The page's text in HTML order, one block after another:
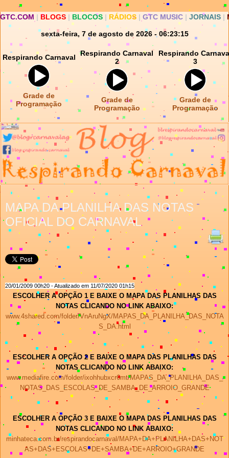
GTC.COM | BLOGS| BLOCOS| RÁDIOS| GTC MUSIC| JORNAIS|
sexta-feira, 7 de agosto de 2026 - 06:23:15
Respirando Carnaval
Grade de
Programação
Respirando Carnaval
2
Grade de
Programação
Respirando
3
Grade de
Programação
MAPA DA PLANILHA DAS NOTAS
OFICIAL DO CARNAVAL
20/01/2009 00h20 - Atualizado em 11/07/2020 01h15
ESCOLHER A OPÇÃO 1 E BAIXE O MAPA DAS PLANILHAS DAS
NOTAS CLICANDO NO LINK ABAIXO:
www.4shared.com/folder/VnAruNgX/MAPAS_DA_PLANILHA_DAS_NOTA
S_DA.html
ESCOLHER A OPÇÃO 2 E BAIXE O MAPA DAS PLANILHAS DAS
NOTAS CLICANDO NO LINK ABAIXO:
www.mediafire.com/folder/ixohhubxcr6mt/MAPAS_DA_PLANILHA_DAS_
NOTAS_DAS_ESCOLAS_DE_SAMBA_DE_ARROIO_GRANDE
ESCOLHER A OPÇÃO 3 E BAIXE O MAPA DAS PLANILHAS DAS
NOTAS CLICANDO NO LINK ABAIXO:
minhateca.com.br/respirandocarnaval/MAPA+DA+PLANILHA+DAS+NOT
AS+DAS+ESCOLAS+DE+SAMBA+DE+ARROIO+GRANDE